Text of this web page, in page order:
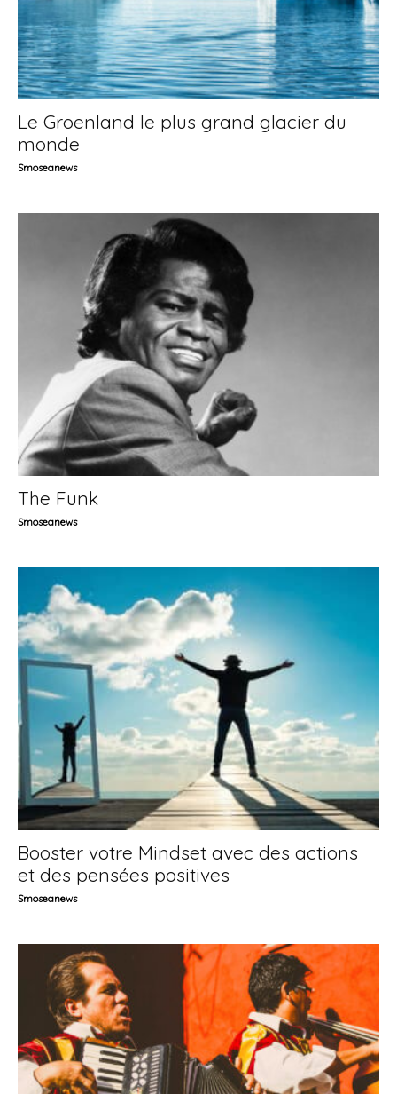
Le Groenland le plus grand glacier du
monde
Smoseanews
The Funk
Smoseanews
Booster votre Mindset avec des actions
et des pensées positives
Smoseanews